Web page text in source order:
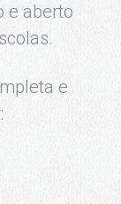
e aberto
e